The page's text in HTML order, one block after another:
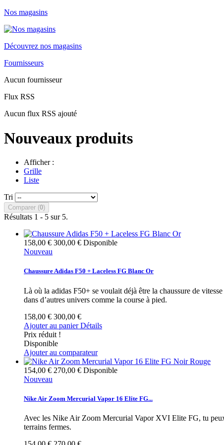
Nos magasins
Découvrez nos magasins
Fournisseurs
Aucun fournisseur
Flux RSS
Aucun flux RSS ajouté
Nouveaux produits
Afficher :
Grille
Liste
Tri
Comparer (0)
Résultats 1 - 5 sur 5.
158,00 € 300,00 € Disponible
Nouveau
Chaussure Adidas F50 + Laceless FG Blanc Or
Là où la adidas F50+ se voulait déjà être la chaussure de
dans d’autres univers comme la course à pied.
158,00 € 300,00 €
Ajouter au panier Détails
Prix réduit !
Disponible
Ajouter au comparateur
154,00 € 270,00 € Disponible
Nouveau
Nike Air Zoom Mercurial Vapor 16 Elite FG...
Avec les Nike Air Zoom Mercurial Vapor XVI Elite FG, tu peux
terrains fermes.